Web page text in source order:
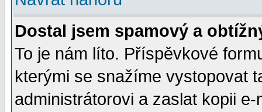
Dostal jsem spamový a
To je nám líto. Příspěvkové
kterými se snažíme vystopovat
administrátorovi a zaslat kopii